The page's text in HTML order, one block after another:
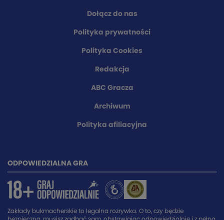
Dołącz do nas
Polityka prywatności
Polityka Cookies
Redakcja
ABC Gracza
Archiwum
Polityka afiliacyjna
ODPOWIEDZIALNA GRA
Zakłady bukmacherskie to legalna rozrywka. O to, czy będzie